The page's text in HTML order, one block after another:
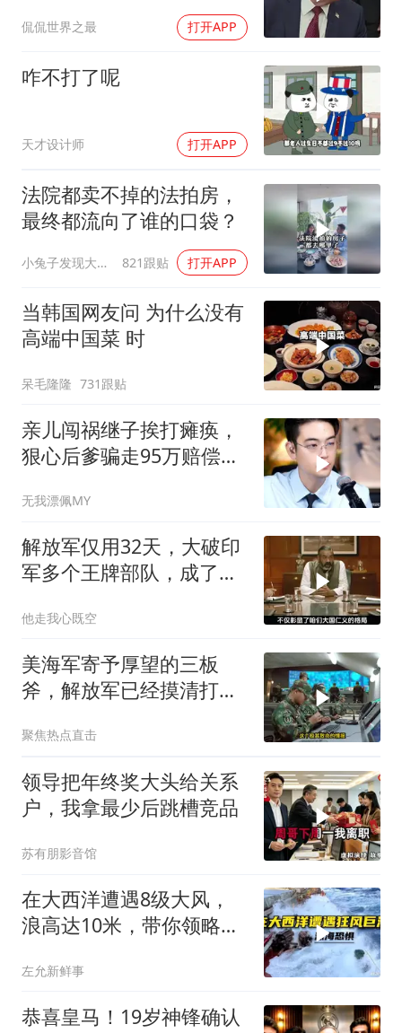
侃侃世界之最 打开APP
咋不打了呢
天才设计师 打开APP
法院都卖不掉的法拍房，
最终都流向了谁的口袋？
小兔子发现大事情 821跟贴 打开APP
当韩国网友问 为什么没有
高端中国菜 时
呆毛隆隆 731跟贴
亲儿闯祸继子挨打瘫痪，
狠心后爹骗走95万赔偿金
无我漂佩MY
解放军仅用32天，大破印
军多个王牌部队，成了印
他走我心既空
美海军寄予厚望的三板
斧，解放军已经摸清打
聚焦热点直击
领导把年终奖大头给关系
户，我拿最少后跳槽竞品
苏有朋影音馆
在大西洋遭遇8级大风，
浪高达10米，带你领略最
左允新鲜事
恭喜皇马！19岁神锋确认